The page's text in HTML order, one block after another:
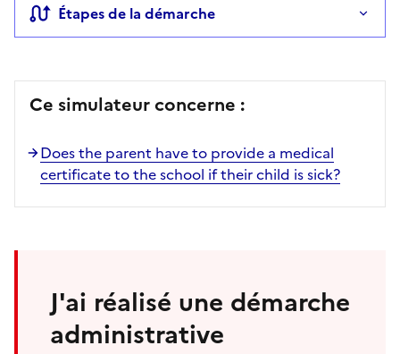
Étapes de la démarche
Ce simulateur concerne :
Does the parent have to provide a medical
certificate to the school if their child is sick?
J'ai réalisé une démarche
administrative